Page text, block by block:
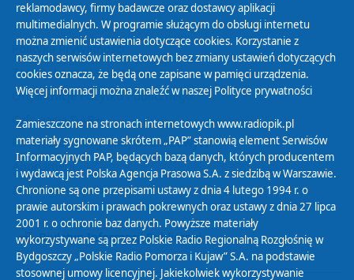
Polityka Prywatności
Zasady korzystania z Serwisu
Organizacje Pożytku Publicznego
Cyfryzacja DAB+
Polityka ochrony danych osobowych
Abonament
Zamówienia publiczne
Biuletyn Informacji Publicznej
reklamodawcy, firmy badawcze oraz dostawcy aplikacji
multimedialnych. W programie służącym do obsługi internetu
można zmienić ustawienia dotyczące cookies. Korzystanie z
naszych serwisów internetowych bez zmiany ustawień dotyczących
cookies oznacza, że będą one zapisane w pamięci urządzenia.
Więcej informacji można znaleźć w naszej Polityce prywatności
Zamieszczone na stronach internetowych www.radiopik.pl
materiały sygnowane skrótem „PAP” stanowią element Serwisów
Informacyjnych PAP, będących bazą danych, których producentem
i wydawcą jest Polska Agencja Prasowa S.A. z siedzibą w Warszawie.
Chronione są one przepisami ustawy z dnia 4 lutego 1994 r. o
prawie autorskim i prawach pokrewnych oraz ustawy z dnia 27 lipca
2001 r. o ochronie baz danych. Powyższe materiały
wykorzystywane są przez Polskie Radio Regionalną Rozgłośnię w
Bydgoszczy „Polskie Radio Pomorza i Kujaw” S.A. na podstawie
stosownej umowy licencyjnej. Jakiekolwiek wykorzystywanie